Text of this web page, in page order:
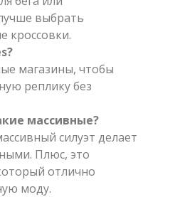
выбрать
кроссовки.
магазины, чтобы
реплику без
массивные?
силуэт делает
Плюс, это
отлично
моду.